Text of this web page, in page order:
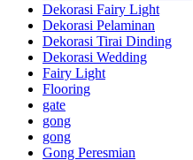
Dekorasi Fairy Light
Dekorasi Pelaminan
Dekorasi Tirai Dinding
Dekorasi Wedding
Fairy Light
Flooring
gate
gong
gong
Gong Peresmian